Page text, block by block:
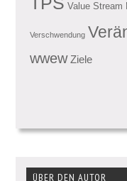
Value Stream
Verschwendung
wwew Ziele
ÜBER DEN AUTOR